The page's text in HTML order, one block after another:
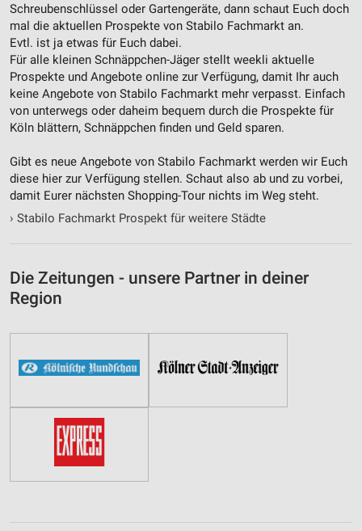
Schreubenschlüssel oder Gartengeräte, dann schaut Euch doch
mal die aktuellen Prospekte von Stabilo Fachmarkt an.
Evtl. ist ja etwas für Euch dabei.
Für alle kleinen Schnäppchen-Jäger stellt weekli aktuelle
Prospekte und Angebote online zur Verfügung, damit Ihr auch
keine Angebote von Stabilo Fachmarkt mehr verpasst. Einfach
von unterwegs oder daheim bequem durch die Prospekte für
Köln blättern, Schnäppchen finden und Geld sparen.
Gibt es neue Angebote von Stabilo Fachmarkt werden wir Euch
diese hier zur Verfügung stellen. Schaut also ab und zu vorbei,
damit Eurer nächsten Shopping-Tour nichts im Weg steht.
› Stabilo Fachmarkt Prospekt für weitere Städte
Die Zeitungen - unsere Partner in deiner
Region
Erstellung von Profilen zur Personalisierung
von Inhalten
Verwendung von Profilen zur Auswahl
personalisierter Inhalte
Messung der Werbeleistung
Messung der Performance von Inhalten
Analyse von Zielgruppen durch Statistiken oder
Kombinationen von Daten aus verschiedenen
Quellen
Inhalten
IAB-Besonderheiten:
Verwendung genauer Standortdaten
Geräte anhand von aktiv angeforderten
Informationen identifizieren
Nicht-IAB-Verarbeitungszwecke:
Notwendig